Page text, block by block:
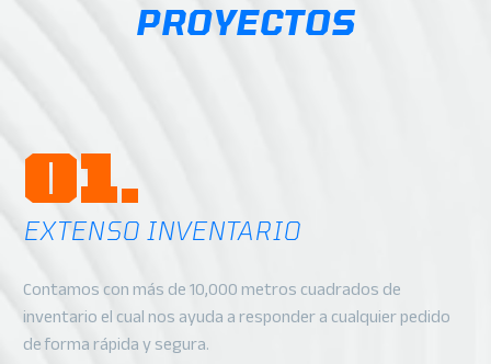
PROYECTOS
01.
EXTENSO INVENTARIO
Contamos con más de 10,000 metros cuadrados de
inventario el cual nos ayuda a responder a cualquier pedido
de forma rápida y segura.